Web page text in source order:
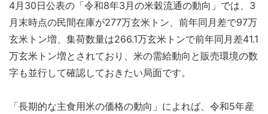
4月30日公表の「令和8年3月の米穀流通の動向」では、3
月末時点の民間在庫が277万玄米 トン、前年同月差で97万
玄米トン増、集荷数量は266.1万玄米トンで前年同月差41.1
万玄米トン増とされており、米の需給動向と販売環境の数
字も並行して確認しておきたい局面です。
「長期的な主食用米の価格の動向」によれば、令和5年産